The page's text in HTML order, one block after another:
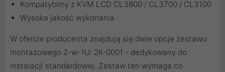
Kompatybilny z KVM LCD CL3800 / CL3700 / CL3100
Wysoka jakość wykonania
W ofercie producenta znajdują się dwie opcje zestawu
montażowego 2-w-1U: 2K-0001 - dedykowany do
instalacji standardowej. Zestaw ten wymaga co